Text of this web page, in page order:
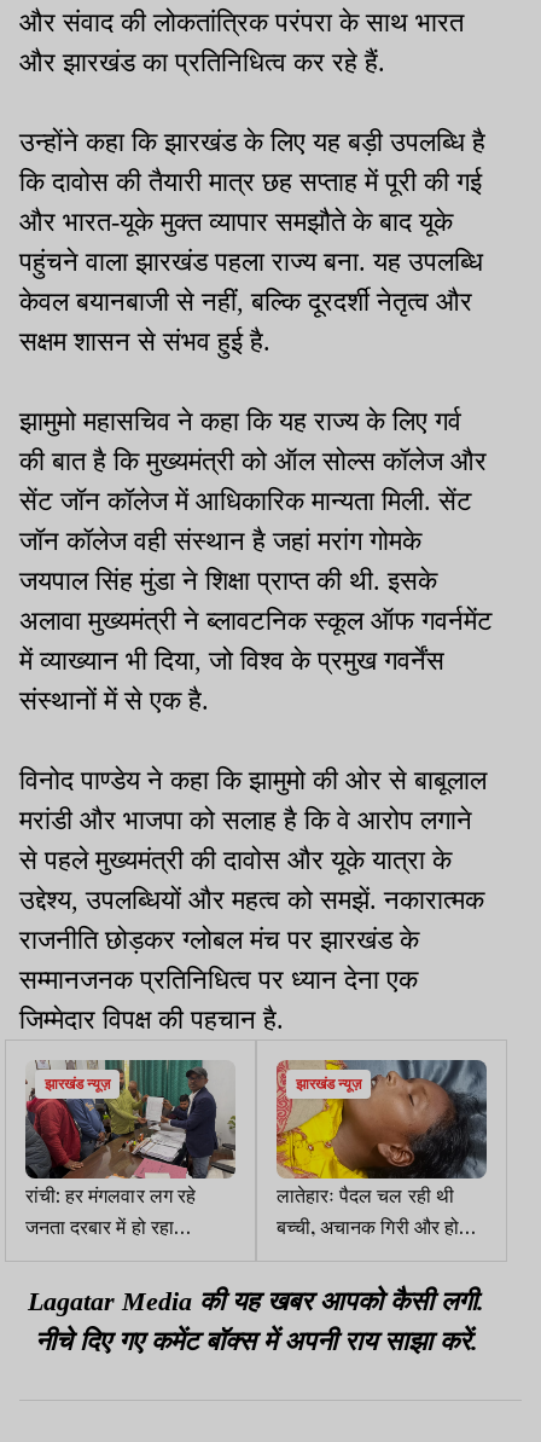
और संवाद की लोकतांत्रिक परंपरा के साथ भारत
और झारखंड का प्रतिनिधित्व कर रहे हैं.
उन्होंने कहा कि झारखंड के लिए यह बड़ी उपलब्धि है
कि दावोस की तैयारी मात्र छह सप्ताह में पूरी की गई
और भारत-यूके मुक्त व्यापार समझौते के बाद यूके
पहुंचने वाला झारखंड पहला राज्य बना. यह उपलब्धि
केवल बयानबाजी से नहीं, बल्कि दूरदर्शी नेतृत्व और
सक्षम शासन से संभव हुई है.
झामुमो महासचिव ने कहा कि यह राज्य के लिए गर्व
की बात है कि मुख्यमंत्री को ऑल सोल्स कॉलेज और
सेंट जॉन कॉलेज में आधिकारिक मान्यता मिली. सेंट
जॉन कॉलेज वही संस्थान है जहां मरांग गोमके
जयपाल सिंह मुंडा ने शिक्षा प्राप्त की थी. इसके
अलावा मुख्यमंत्री ने ब्लावटनिक स्कूल ऑफ गवर्नमेंट
में व्याख्यान भी दिया, जो विश्व के प्रमुख गवर्नेंस
संस्थानों में से एक है.
विनोद पाण्डेय ने कहा कि झामुमो की ओर से बाबूलाल
मरांडी और भाजपा को सलाह है कि वे आरोप लगाने
से पहले मुख्यमंत्री की दावोस और यूके यात्रा के
उद्देश्य, उपलब्धियों और महत्व को समझें. नकारात्मक
राजनीति छोड़कर ग्लोबल मंच पर झारखंड के
सम्मानजनक प्रतिनिधित्व पर ध्यान देना एक
जिम्मेदार विपक्ष की पहचान है.
झारखंड न्यूज़
रांची: हर मंगलवार लग रहे
जनता दरबार में हो रहा
समस्याओं का समाधान
झारखंड न्यूज़
लातेहारः पैदल चल रही थी
बच्ची, अचानक गिरी और हो
गयी मौत
Lagatar Media की यह खबर आपको कैसी लगी.
नीचे दिए गए कमेंट बॉक्स में अपनी राय साझा करें.